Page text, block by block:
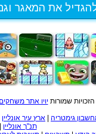
להגדיל את המאגר
שמורותיויו אתר
גימטריה | ארץ עיר אונליין
תנ"ך אונליין |